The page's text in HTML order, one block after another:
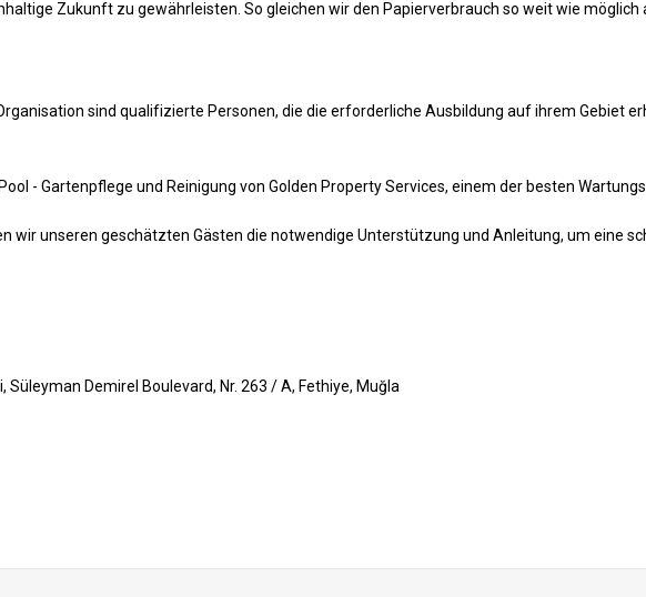
Zukunft zu gewährleisten. So gleichen wir den Papierverbrauch so weit wie
sind qualifizierte Personen, die die erforderliche Ausbildung auf ihrem Gebiet
- Gartenpflege und Reinigung von Golden Property Services, einem der besten
wir unseren geschätzten Gästen die notwendige Unterstützung und Anleitung, um eine
Demirel Boulevard, Nr. 263 / A, Fethiye, Muğla